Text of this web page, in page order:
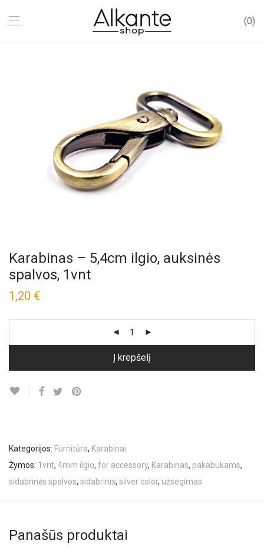
0
Karabinas – 5,4cm ilgio, auksinės
spalvos, 1vnt
1,20 €
Į krepšelį
Kategorijos: Furnitūra, Karabinai
Žymos: 1vnt, 4mm ilgio, for accessory, Karabinas, pakabukams,
sidabrinės spalvos, sidabrinis, silver color, užsegimas
Panašūs produktai